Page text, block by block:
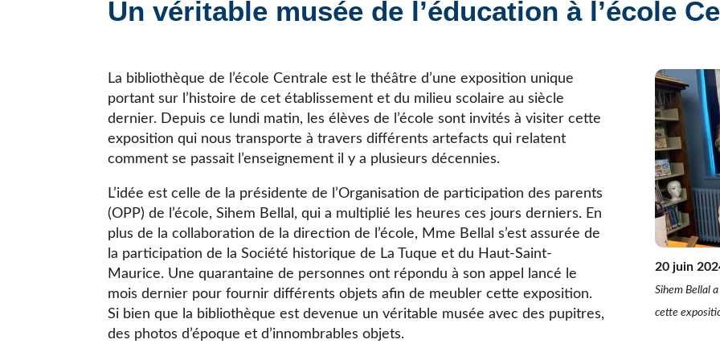
JE CHERCHE UNE ÉCOLE
Plaintes et protecteur de l’élève
SOUTIEN AUX PARENTS
Coffre à outils
Enseignement à la maison
Parents trucs pédagos et technos
Programme de formation de l’école québécoise
Élèves internationaux
Un véritable musée de l’éducation à l’école
La bibliothèque de l’école Centrale est le théâtre d’une exposition unique
portant sur l’histoire de cet établissement et du milieu scolaire au siècle
dernier. Depuis ce lundi matin, les élèves de l’école sont invités à visiter cette
exposition qui nous transporte à travers différents artefacts qui relatent
comment se passait l’enseignement il y a plusieurs décennies.
L’idée est celle de la présidente de l’Organisation de participation des parents
(OPP) de l’école, Sihem Bellal, qui a multiplié les heures ces jours derniers. En
plus de la collaboration de la direction de l’école, Mme Bellal s’est assurée de
la participation de la Société historique de La Tuque et du Haut-Saint-
Maurice. Une quarantaine de personnes ont répondu à son appel lancé le
mois dernier pour fournir différents objets afin de meubler cette exposition.
Si bien que la bibliothèque est devenue un véritable musée avec des pupitres,
des photos d’époque et d’innombrables objets.
20 juin
Sihem Bellal
cette